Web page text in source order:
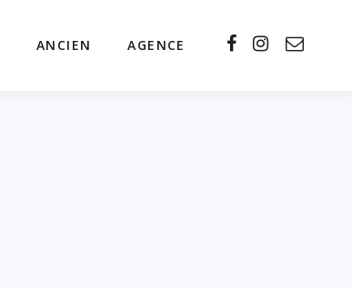
ANCIEN AGENCE